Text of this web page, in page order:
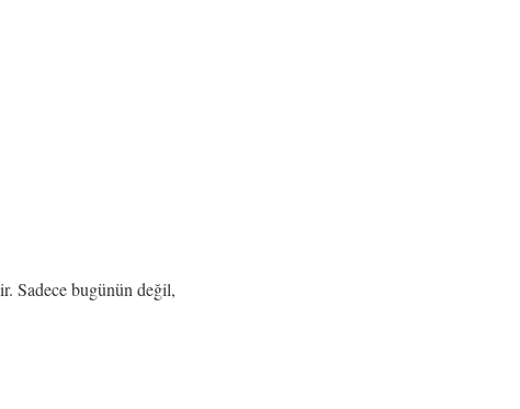
Sadece bugünün değil,